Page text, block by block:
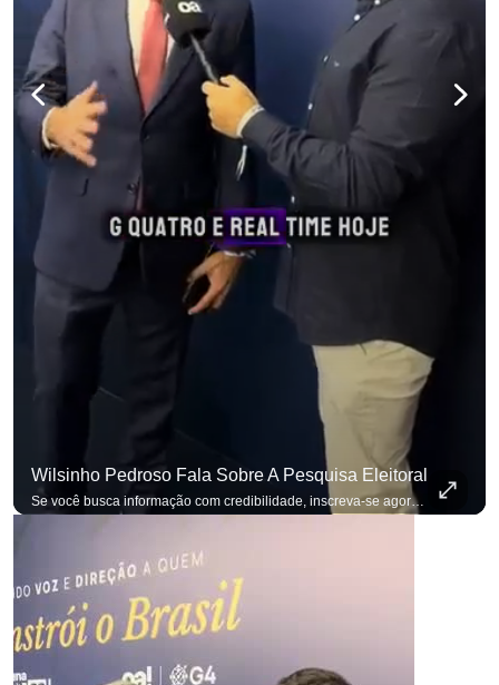
Wilsinho Pedroso Fala Sobre A Pesquisa Eleitoral
Se você busca informação com credibilidade, inscreva-se agora e ative o